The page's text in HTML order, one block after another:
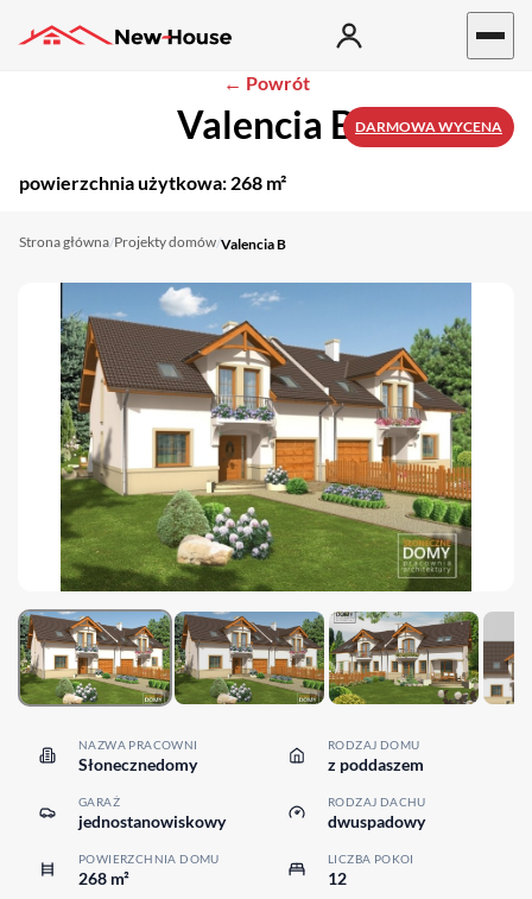
← Powrót
Valencia B
powierzchnia użytkowa: 268 m²
Strona główna/Projekty domów/Valencia B
NAZWA PRACOWNI
Słonecznedomy
RODZAJ DOMU
z poddaszem
GARAŻ
jednostanowiskowy
RODZAJ DACHU
dwuspadowy
POWIERZCHNIA DOMU
268 m²
LICZBA POKOI
12
DARMOWA WYCENA